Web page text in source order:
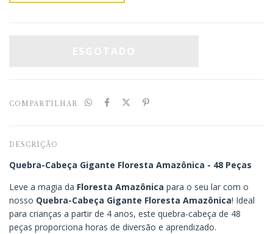
COMPARTILHAR
DESCRIÇÃO
Quebra-Cabeça Gigante Floresta Amazônica - 48 Peças
Leve a magia da Floresta Amazônica para o seu lar com o
nosso Quebra-Cabeça Gigante Floresta Amazônica! Ideal
para crianças a partir de 4 anos, este quebra-cabeça de 48
peças proporciona horas de diversão e aprendizado.